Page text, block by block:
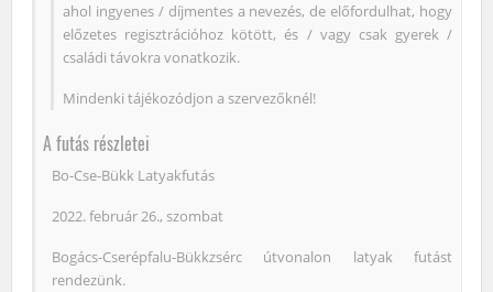
ahol ingyenes / díjmentes a nevezés, de előfordulhat, hogy
előzetes regisztrációhoz kötött, és / vagy csak gyerek /
családi távokra vonatkozik.
Mindenki tájékozódjon a szervezőknél!
A futás részletei
Bo-Cse-Bükk Latyakfutás
2022. február 26., szombat
Bogács-Cserépfalu-Bükkzsérc útvonalon latyak futást
rendezünk.